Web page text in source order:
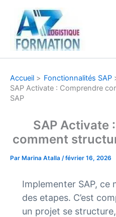
contenu
Accueil
Fonctionnalités SAP
SAP Activate : Comprendre
SAP
SAP Activate
comment
Par Marina Atalla /février 16, 2026
Implementer SAP, ce
des etapes. C’est
un projet se